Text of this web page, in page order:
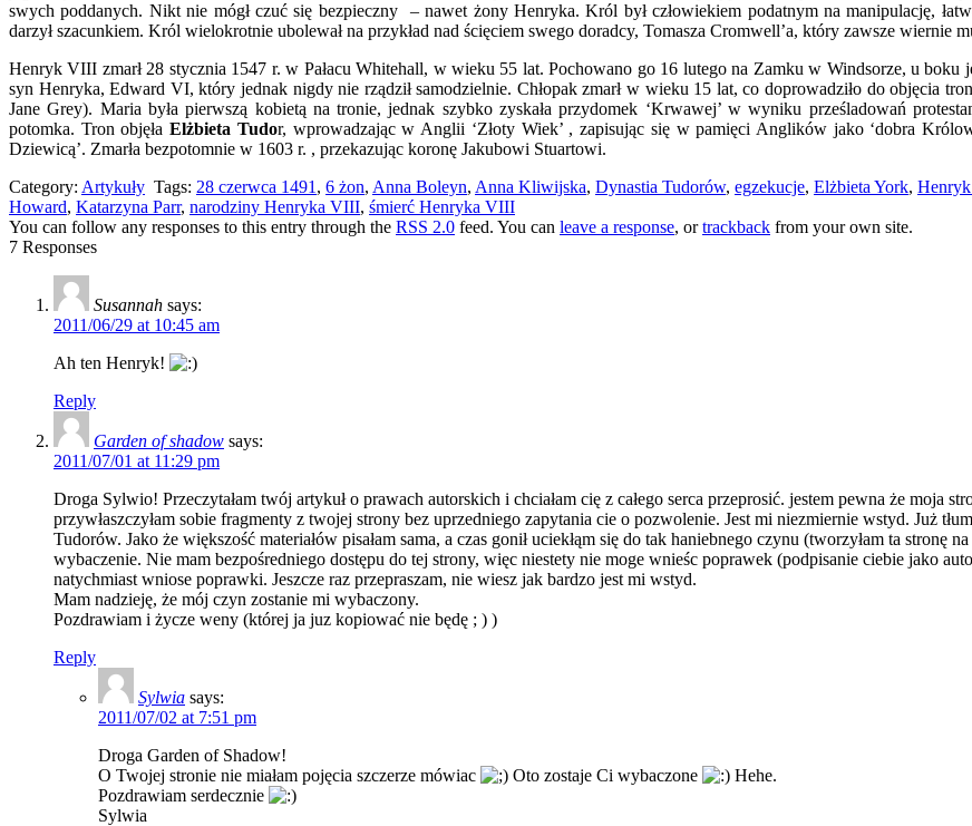
swych poddanych. Nikt nie mógł czuć się bezpieczny – nawet żony Henryka. Król był człowiekiem podatnym na manipulację,
darzył szacunkiem. Król wielokrotnie ubolewał na przykład nad ścięciem swego doradcy, Tomasza Cromwell’a, który zawsze wiernie
Henryk VIII zmarł 28 stycznia 1547 r. w Pałacu Whitehall, w wieku 55 lat. Pochowano go 16 lutego na Zamku w Windsorze, u boku
syn Henryka, Edward VI, który jednak nigdy nie rządził samodzielnie. Chłopak zmarł w wieku 15 lat, co doprowadziło do objęcia
Jane Grey). Maria była pierwszą kobietą na tronie, jednak szybko zyskała przydomek ‘Krwawej’ w wyniku prześladowań
potomka. Tron objęła Elżbieta Tudor, wprowadzając w Anglii ‘Złoty Wiek’ , zapisując się w pamięci Anglików jako ‘dobra
Dziewicą’. Zmarła bezpotomnie w 1603 r. , przekazując koronę Jakubowi Stuartowi.
Category: Artykuły Tags: 28 czerwca 1491 , 6 żon, Anna Boleyn, Anna Kliwijska, Dynastia Tudorów, egzekucje, Elżbieta York,
Howard, Katarzyna Parr, narodziny Henryka VIII, śmierć Henryka VIII
You can follow any responses to this entry through the RSS 2.0 feed. You can leave a response, ortrackback from your own site.
7 Responses
Susannah says:
2011/06/29 at 10:45 am
Ah ten Henryk!
Reply
Garden of shadow says:
2011/07/01 at 11:29 pm
Droga Sylwio! Przeczytałam twój artykuł o prawach autorskich i chciałam cię z całego serca przeprosić. jestem pewna że moja
przywłaszczyłam sobie fragmenty z twojej strony bez uprzedniego zapytania cie o pozwolenie. Jest mi niezmiernie wstyd. Już
Tudorów. Jako że większość materiałów pisałam sama, a czas gonił uciekłąm się do tak haniebnego czynu (tworzyłam ta stronę
wybaczenie. Nie mam bezpośredniego dostępu do tej strony, więc niestety nie moge wnieśc poprawek (podpisanie ciebie jako
natychmiast wniose poprawki. Jeszcze raz przepraszam, nie wiesz jak bardzo jest mi wstyd.
Mam nadzieję, że mój czyn zostanie mi wybaczony.
Pozdrawiam i życze weny (której ja juz kopiować nie będę ; ) )
Reply
Sylwia says:
2011/07/02 at 7:51 pm
Droga Garden of Shadow!
O Twojej stronie nie miałam pojęcia szczerze mówiac
Oto zostaje Ci wybaczone
Hehe.
Pozdrawiam serdecznie
Sylwia